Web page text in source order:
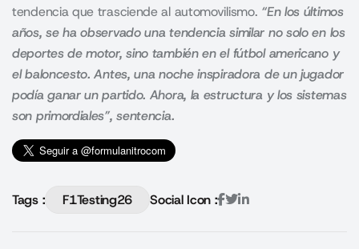
tendencia que trasciende al automovilismo. “En los últimos
años, se ha observado una tendencia similar no solo en los
deportes de motor, sino también en el fútbol americano y
el baloncesto. Antes, una noche inspiradora de un jugador
podía ganar un partido. Ahora, la estructura y los sistemas
son primordiales”, sentencia.
Tags : F1Testing26 Social Icon :